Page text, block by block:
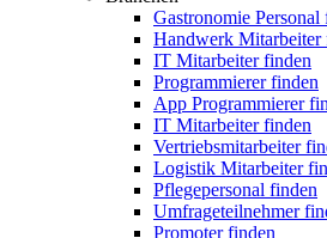
Gastronomie Personal
Handwerk Mitarbeiter
IT Mitarbeiter finden
Programmierer finden
App Programmierer
IT Mitarbeiter finden
Vertriebsmitarbeiter
Logistik Mitarbeiter
Pflegepersonal finden
Umfrageteilnehmer
Promoter finden